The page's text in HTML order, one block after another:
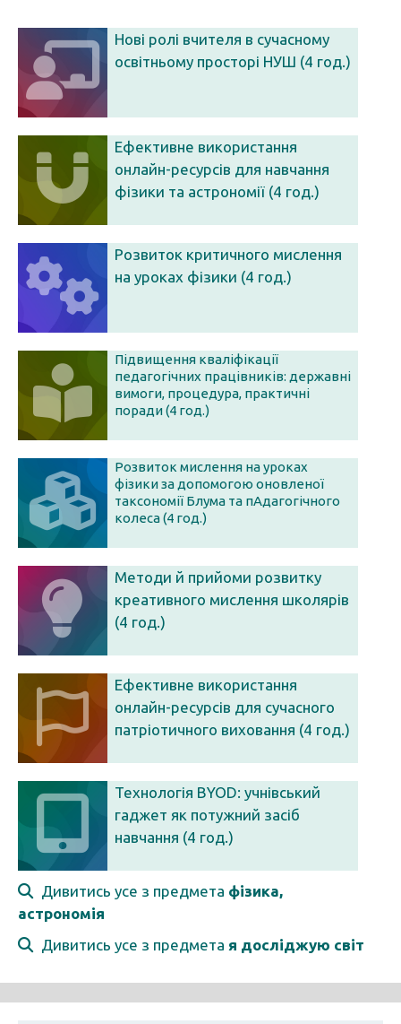
Нові ролі вчителя в сучасному
освітньому просторі НУШ (4 год.)
Ефективне використання
онлайн-ресурсів для навчання
фізики та астрономії (4 год.)
Розвиток критичного мислення
на уроках фізики (4 год.)
Підвищення кваліфікації
педагогічних працівників: державні
вимоги, процедура, практичні
поради (4 год.)
Розвиток мислення на уроках
фізики за допомогою оновленої
таксономії Блума та пАдагогічного
колеса (4 год.)
Методи й прийоми розвитку
креативного мислення школярів
(4 год.)
Ефективне використання
онлайн-ресурсів для сучасного
патріотичного виховання (4 год.)
Технологія BYOD: учнівський
гаджет як потужний засіб
навчання (4 год.)
Дивитись усе з предмета фізика,
астрономія
Дивитись усе з предмета я досліджую світ